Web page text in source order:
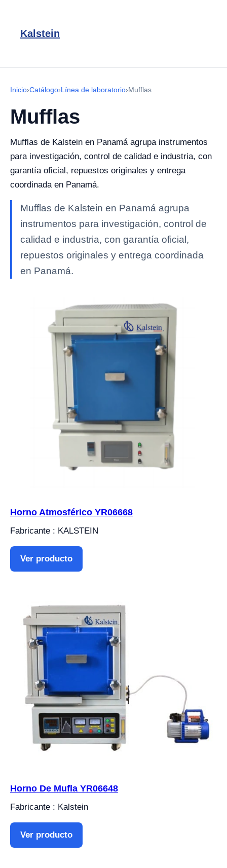
Kalstein
Inicio›Catálogo›Línea de laboratorio›Mufflas
Mufflas
Mufflas de Kalstein en Panamá agrupa instrumentos
para investigación, control de calidad e industria, con
garantía oficial, repuestos originales y entrega
coordinada en Panamá.
Mufflas de Kalstein en Panamá agrupa
instrumentos para investigación, control de
calidad e industria, con garantía oficial,
repuestos originales y entrega coordinada
en Panamá.
Horno Atmosférico YR06668
Fabricante : KALSTEIN
Ver producto
Horno De Mufla YR06648
Fabricante : Kalstein
Ver producto